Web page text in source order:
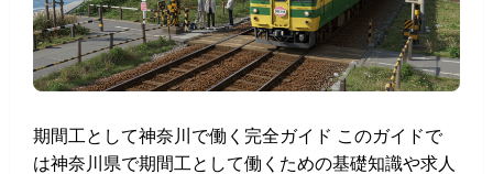
期間工として神奈川で働く完全ガイド このガイドで
は神奈川県で期間工として働くための基礎知識や求人